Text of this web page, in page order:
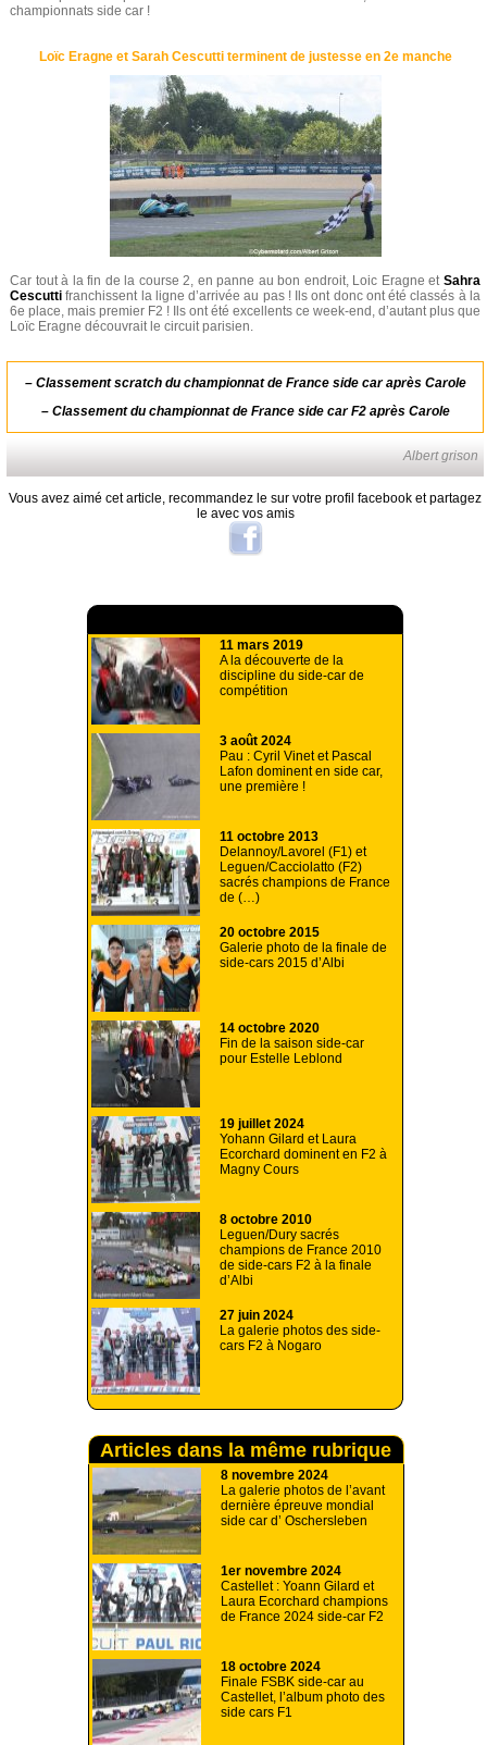
championnats side car !
Loïc Eragne et Sarah Cescutti terminent de justesse en 2e manche
Car tout à la fin de la course 2, en panne au bon endroit, Loic Eragne et Sahra
Cescutti franchissent la ligne d’arrivée au pas ! Ils ont donc ont été classés à la
6e place, mais premier F2 ! Ils ont été excellents ce week-end, d’autant plus que
Loïc Eragne découvrait le circuit parisien.
– Classement scratch du championnat de France side car après Carole
– Classement du championnat de France side car F2 après Carole
Albert grison
Vous avez aimé cet article, recommandez le sur votre profil facebook et partagez
le avec vos amis
11 mars 2019
A la découverte de la
discipline du side-car de
compétition
3 août 2024
Pau : Cyril Vinet et Pascal
Lafon dominent en side car,
une première !
11 octobre 2013
Delannoy/Lavorel (F1) et
Leguen/Cacciolatto (F2)
sacrés champions de France
de (…)
20 octobre 2015
Galerie photo de la finale de
side-cars 2015 d’Albi
14 octobre 2020
Fin de la saison side-car
pour Estelle Leblond
19 juillet 2024
Yohann Gilard et Laura
Ecorchard dominent en F2 à
Magny Cours
8 octobre 2010
Leguen/Dury sacrés
champions de France 2010
de side-cars F2 à la finale
d’Albi
27 juin 2024
La galerie photos des side-
cars F2 à Nogaro
Articles dans la même rubrique
8 novembre 2024
La galerie photos de l’avant
dernière épreuve mondial
side car d’ Oschersleben
1er novembre 2024
Castellet : Yoann Gilard et
Laura Ecorchard champions
de France 2024 side-car F2
18 octobre 2024
Finale FSBK side-car au
Castellet, l’album photo des
side cars F1